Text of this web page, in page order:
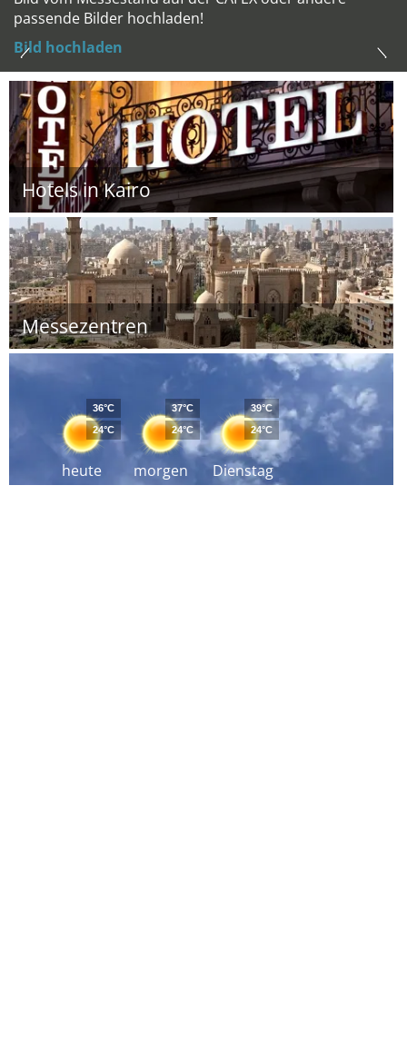
passende Bilder hochladen!
Bild hochladen
Hotels in Kairo
Messezentren
heute
36°C
24°C
morgen
37°C
24°C
Dienstag
39°C
24°C